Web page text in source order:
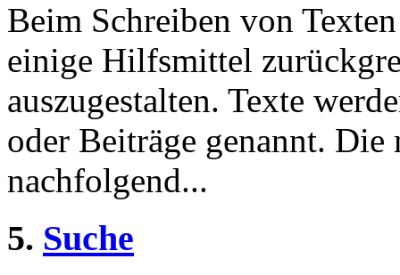
Beim Schreiben von
einige Hilfsmittel
auszugestalten. Texte
oder Beiträge genannt.
nachfolgend...
5. Suche